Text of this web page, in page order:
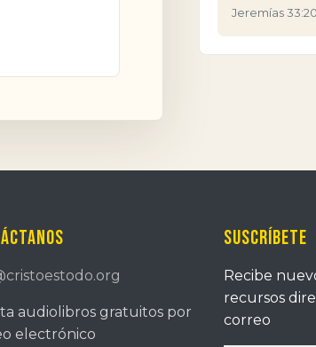
Jeremías
audiolibros gratuitos por
electrónico
Suscríbete
Recibe
recursos
correo